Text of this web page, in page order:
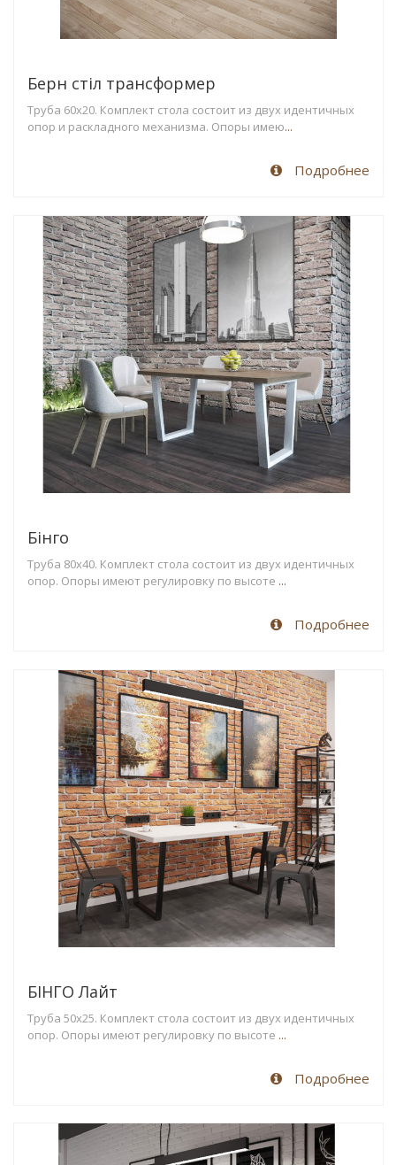
Берн стіл трансформер
Труба 60х20. Комплект стола состоит из двух идентичных
опор и раскладного механизма. Опоры имею...
Подробнее
Бінго
Труба 80х40. Комплект стола состоит из двух идентичных
опор. Опоры имеют регулировку по высоте ...
Подробнее
БІНГО Лайт
Труба 50х25. Комплект стола состоит из двух идентичных
опор. Опоры имеют регулировку по высоте ...
Подробнее